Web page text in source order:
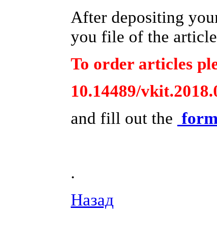
After depositing
you file of the
To order articles
10.14489/
and fill out the
.
Назад